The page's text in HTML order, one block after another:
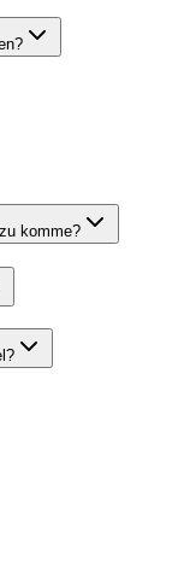
komme?